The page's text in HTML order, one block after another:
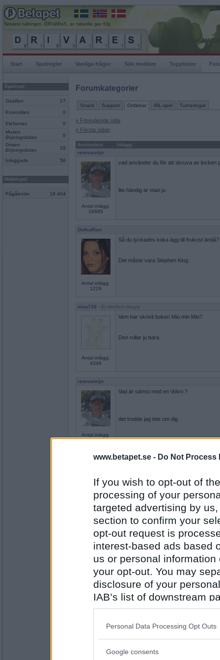
www.betapet.se - Do Not Process
If you wish to opt-out of
processing of your
targeted advertising by
section to confirm your
opt-out request is
interest-based ads based
us or personal
your opt-out. You may
disclosure of your
IAB’s list of downstream
also be disclosed by us
Downstream Participants
Please note that this
Personal Data Processing Opt Outs
Google consents
Senaste rullningen, DRIVAReS, av nataollie gav 63p
Start Spelregler Vanliga frågor Sök medlem Topplistor
Spelrum
Giraffen 27
Krokodilen 0
Elefanten
0
Musen
Böjningslistan
0
Grisen
Böjningslistan
29
Inloggade 56
Mobilspel
Pågående 18 404
Forumkategorier
Snack Support Ordlekar IRL-spel Turneringar
« Föregående sida
« Första sidan
Användare
Inlägg
remvanrijn
Antal inlägg:
16685
vad använder du för att skruva av locken
lite händig är man ju
Dalkulllan
Antal inlägg:
1226
Så du lyckades koka ägg till frukost ändå?
Det måste vara Stephen King.
nina733 - Ej medlem längre
Antal inlägg:
4346
Vem har skrivit boken Mio min Mio?
Den rullar ju bara
remvanrijn
Antal inlägg:
16685
Vad är sämst med en Volvo ?
det trodde jag inte om dig
Dalkulllan
Antal inlägg:
1226
Typ tre, kanske fyra.
nina733- Ej medlem längre
Antal inlägg:
Hur många barn har du?
Det är inte fullt förrens det runnit över.
Dalkulllan
Tarzan och Jane